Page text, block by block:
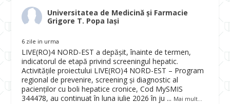
Universitatea de Medicină și Farmacie
Grigore T. Popa Iași
6 zile in urma
LIVE(RO)4 NORD-EST a depășit, înainte de termen,
indicatorul de etapă privind screeningul hepatic.
Activitățile proiectului LIVE(RO)4 NORD-EST – Program
regional de prevenire, screening și diagnostic al
pacienților cu boli hepatice cronice, Cod MySMIS
344478, au continuat în luna iulie 2026 în ju ... Mai mult...